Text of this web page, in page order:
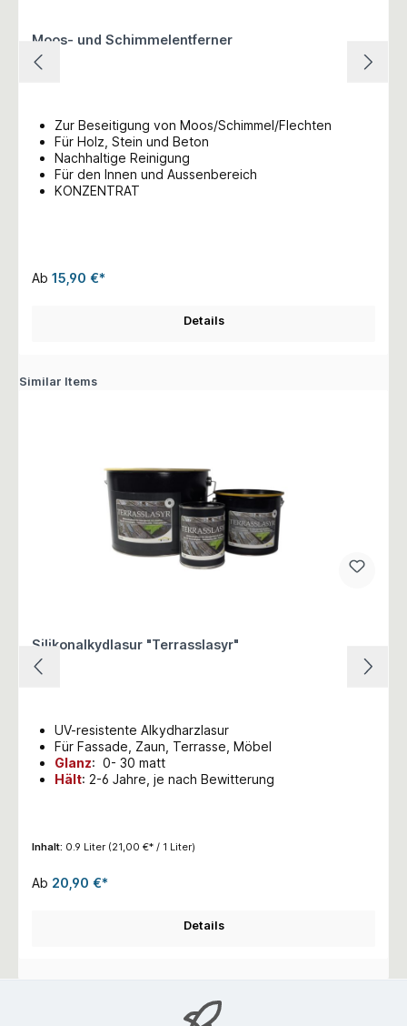
Moos- und Schimmelentferner
Zur Beseitigung von Moos/Schimmel/Flechten
Für Holz, Stein und Beton
Nachhaltige Reinigung
Für den Innen und Aussenbereich
KONZENTRAT
Ab 15,90 €*
Details
Similar Items
Silikonalkydlasur "Terrasslasyr"
UV-resistente Alkydharzlasur
Für Fassade, Zaun, Terrasse, Möbel
Glanz: 0- 30 matt
Hält: 2-6 Jahre, je nach Bewitterung
Inhalt: 0.9 Liter (21,00 €* / 1 Liter)
Ab 20,90 €*
Details